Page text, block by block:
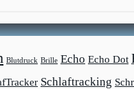
Blutdruck Brille Echo Echo Dot
Schlaftracking